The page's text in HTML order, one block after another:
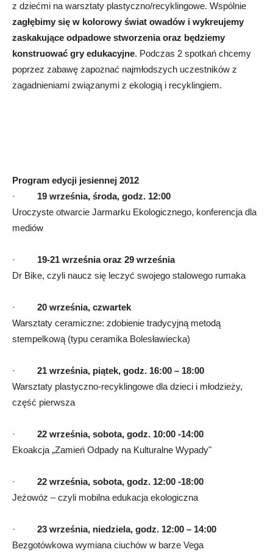
z dziećmi na warsztaty plastyczno/recyklingowe. Wspólnie
zagłębimy się w kolorowy świat owadów i wykreujemy
zaskakujące odpadowe stworzenia oraz będziemy
konstruować gry edukacyjne. Podczas 2 spotkań chcemy
poprzez zabawę zapoznać najmłodszych uczestników z
zagadnieniami związanymi z ekologią i recyklingiem.
Program edycji jesiennej 2012
·
19 września, środa, godz. 12:00
Uroczyste otwarcie Jarmarku Ekologicznego, konferencja dla
mediów
·
19-21 września oraz 29 września
Dr Bike, czyli naucz się leczyć swojego stalowego rumaka
·
20 września, czwartek
Warsztaty ceramiczne: zdobienie tradycyjną metodą
stempelkową (typu ceramika Bolesławiecka)
·
21 września, piątek, godz. 16:00 – 18:00
Warsztaty plastyczno-recyklingowe dla dzieci i młodzieży,
część pierwsza
·
22 września, sobota, godz. 10:00 -14:00
Ekoakcja „Zamień Odpady na Kulturalne Wypady"
·
22 września, sobota, godz. 12:00 -18:00
Jeżowóz – czyli mobilna edukacja ekologiczna
·
23 września, niedziela, godz. 12:00 – 14:00
Bezgotówkowa wymiana ciuchów w barze Vega